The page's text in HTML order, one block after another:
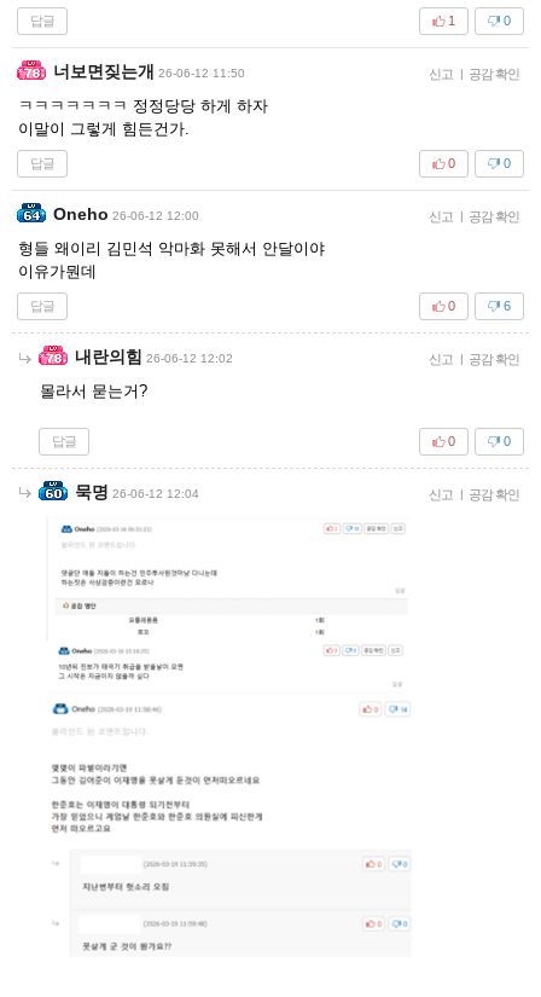
답글 0
1
너보면짖는개 26-06-12 11:50 신고 | 공감 확인
ㅋㅋㅋㅋㅋㅋㅋ 정정당당 하게 하자
이말이 그렇게 힘든건가.
답글 0
0
Oneho 26-06-12 12:00 신고 | 공감 확인
형들 왜이리 김민석 악마화 못해서 안달이야
이유가뭔데
답글 6
0
내란의힘 26-06-12 12:02 신고 | 공감 확인
몰라서 묻는거?
답글 0
0
묵명 26-06-12 12:04 신고 | 공감 확인